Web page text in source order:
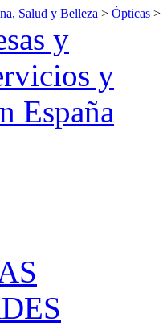
Salud y Belleza > Ópticas >